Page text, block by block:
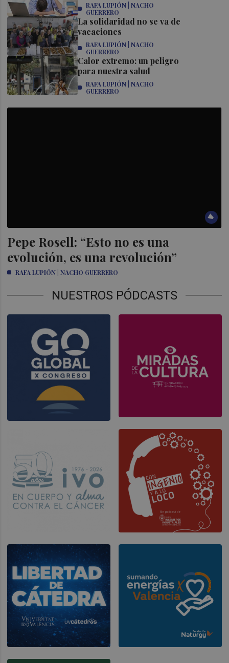
RAFA LUPIÓN | NACHO
GUERRERO
La solidaridad no se va de
vacaciones
RAFA LUPIÓN | NACHO
GUERRERO
Calor extremo: un peligro
para nuestra salud
RAFA LUPIÓN | NACHO
GUERRERO
Pepe Rosell: “Esto no es una
evolución, es una revolución”
RAFA LUPIÓN | NACHO GUERRERO
NUESTROS PÓDCASTS